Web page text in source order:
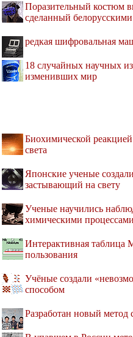
Поразительный костюм
сделанный
редкая шифровальная
18 случайных научных
изменивших мир
Биохимической
света
Японские ученые
застывающий на свету
Ученые научились
химическими процессами
Интерактивная таблица
пользования
Учёные создали
способом
Разработан новый метод